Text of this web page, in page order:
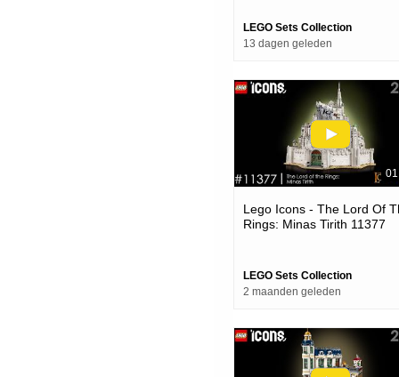
LEGO Sets Collection
13 dagen geleden
Lego Icons - The Lord Of
Rings: Minas Tirith 11377
LEGO Sets Collection
2 maanden geleden